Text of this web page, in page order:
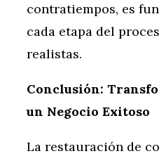
contratiempos, es
cada etapa del
realistas.
Conclusión:
un Negocio Exitoso
La restauración de